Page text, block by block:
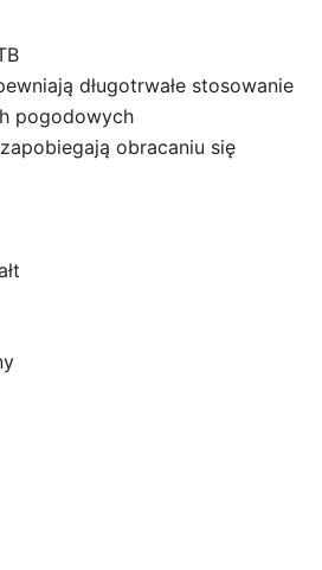
długotrwałe stosowanie
pogodowych
obracaniu się